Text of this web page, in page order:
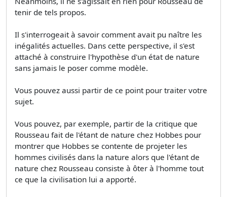
tenir de tels propos.
Il s'interrogeait à savoir comment avait pu naître les
inégalités actuelles. Dans cette perspective, il s'est
attaché à construire l'hypothèse d'un état de nature
sans jamais le poser comme modèle.
Vous pouvez aussi partir de ce point pour traiter votre
sujet.
Vous pouvez, par exemple, partir de la critique que
Rousseau fait de l'étant de nature chez Hobbes pour
montrer que Hobbes se contente de projeter les
hommes civilisés dans la nature alors que l'étant de
nature chez Rousseau consiste à ôter à l'homme tout
ce que la civilisation lui a apporté.